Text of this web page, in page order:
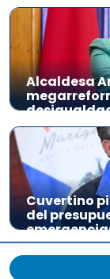
Alcaldesa
Cuvertino
del